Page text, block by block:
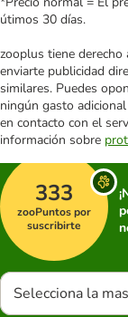
útimos 30 días.
zooplus tiene derecho
enviarte publicidad
similares. Puedes
ningún gasto
en contacto con el
información sobre
333
zooPuntos por
suscribirte
Selecciona la